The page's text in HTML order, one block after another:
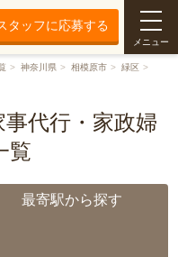
タッフに応募する
メニュー
神奈川県 相模原市
緑区
代行・家政婦
覧
最寄駅から探す